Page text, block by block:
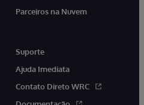
Parceiros na Nuvem
Suporte
Ajuda Imediata
Contato Direto WRC